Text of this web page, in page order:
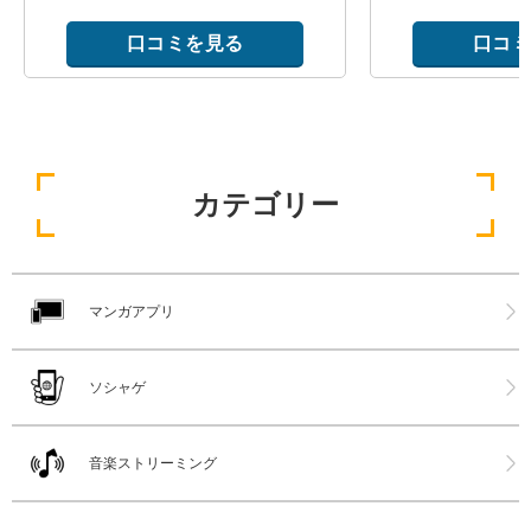
口コミを見る 口コ
カテゴリー
マンガアプリ
ソシャゲ
音楽ストリーミング